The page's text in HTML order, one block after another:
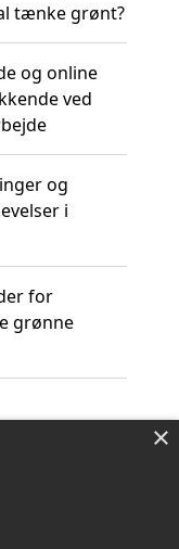
tænke grønt?
og online
ved
og
i
for
grønne
×